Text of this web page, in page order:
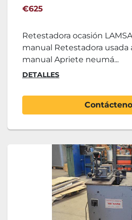
€625
Retestadora ocasión
manual Retestadora usada
manual Apriete neumá...
DETALLES